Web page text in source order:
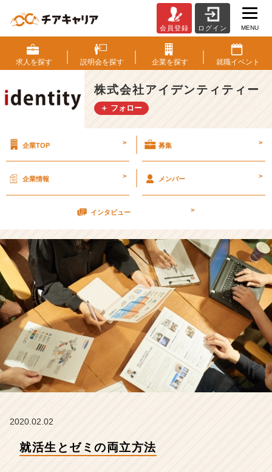
活
生
と
ゼ
ミ
の
法
会
社
イ
ン
テ
ィ
ィ
ー
ム
ラ
ベ
ン
会員登録 ログイン MENU
求人を探す 説明会を探す 企業を探す 就職イベント
株式会社アイデンティティー
＋ フォロー
企業TOP > 募集 >
企業情報 > メンバー >
インタビュー >
2020.02.02
就活生とゼミの両立方法